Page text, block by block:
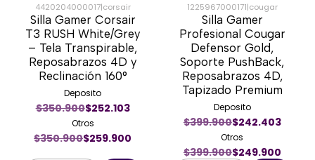
-26%
4420204000017|corsair
Silla Gamer Corsair
T3 RUSH White/Grey
– Tela Transpirable,
Reposabrazos 4D y
Reclinación 160°
Deposito
$350.900$252.103
Otros
$350.900$259.900
-38%
1225967000171|cougar
Silla Gamer
Profesional Cougar
Defensor Gold,
Soporte PushBack,
Reposabrazos 4D,
Tapizado Premium
Deposito
$399.900$242.403
Otros
$399.900$249.900